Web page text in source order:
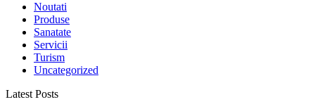
Noutati
Produse
Sanatate
Servicii
Turism
Uncategorized
Latest Posts